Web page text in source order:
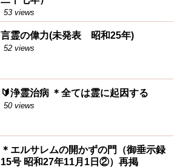
53 views
言霊の偉力(未発表 昭和25年)
52 views
🔰浄霊治病 ＊全ては霊に起因する
50 views
＊エルサレムの開かずの門（御垂示録
15号 昭和27年11月1日②）再掲